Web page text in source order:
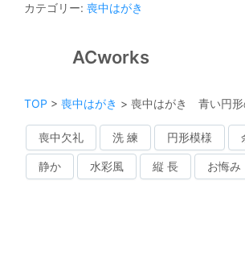
カテゴリー: 喪中はがき
ACworks
TOP > 喪中はがき > 喪中はがき 青い円形
喪中欠礼 洗 練 円形模様
静か 水彩風 縦 長 お悔み